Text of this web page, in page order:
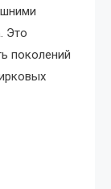
Это
поколений